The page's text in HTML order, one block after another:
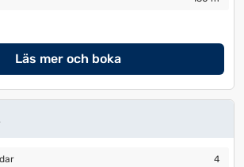
Läs mer och boka
4